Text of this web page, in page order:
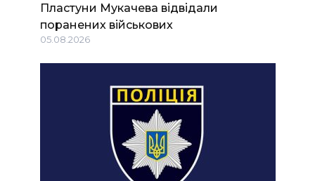
Пластуни Мукачева відвідали
поранених військових
05.08.2026